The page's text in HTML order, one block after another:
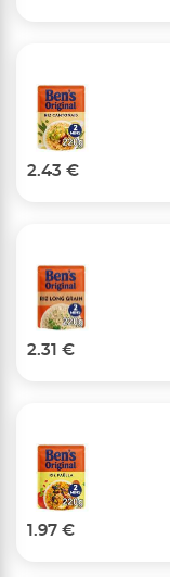
2.43 €
2.31 €
1.97 €